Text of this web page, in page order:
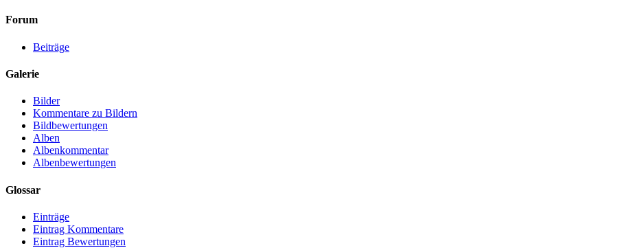
Forum
Beiträge
Galerie
Bilder
Kommentare zu Bildern
Bildbewertungen
Alben
Albenkommentar
Albenbewertungen
Glossar
Einträge
Eintrag Kommentare
Eintrag Bewertungen